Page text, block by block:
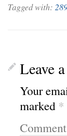
Tagged with:
Leave
Your
marked *
Comment